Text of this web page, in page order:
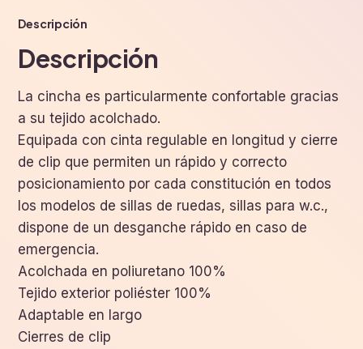
Descripción
Descripción
La cincha es particularmente confortable gracias
a su tejido acolchado.
Equipada con cinta regulable en longitud y cierre
de clip que permiten un rápido y correcto
posicionamiento por cada constitución en todos
los modelos de sillas de ruedas, sillas para w.c.,
dispone de un desganche rápido en caso de
emergencia.
Acolchada en poliuretano 100%
Tejido exterior poliéster 100%
Adaptable en largo
Cierres de clip